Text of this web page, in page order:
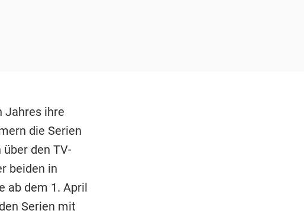
Jahres ihre
die Serien
den TV-
beiden in
ab dem 1. April
Serien mit